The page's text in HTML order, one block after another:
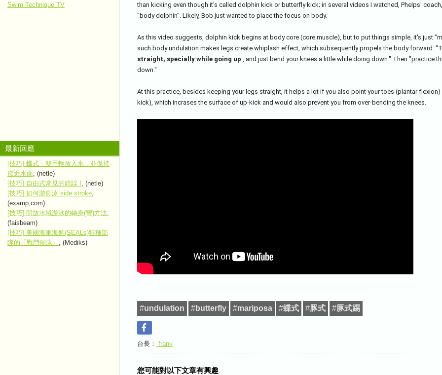
than kicking even though it's called dolphin kick or butterfly kick; in several videos I watched, Phelps'
"body dolphin". Likely, Bob just wanted to place the focus on body.
As this video suggests, dolphin kick begins at body core (core muscle), but to put things simple, it's just
such body undulation makes legs create whiplash effect, which subsequently propels the body forward.
straight, specially while going up , and just bend your knees a little while doing down." Then "practice
down."
At this practice, besides keeping your legs straight, it helps a lot if you also point your toes (plantar
kick), which incrases the surface of up-kick and would also prevent you from over-bending the knees.
#undulation #butterfly #mariposa #蝶式 #豚式 #豚式踢
台長： frank
您可能對以下文章有興趣
Swim Technique TV
最新回應
[技巧] 蝶式－雙手輕放入水，並保持
接近水面, (netle)
[技巧] 自由式常見的錯誤 I , (netle)
[技巧] 如何游側泳 side stroke,
(examp,com)
[技巧] 開放水域游泳的轉身(彎)方法,
(faisbeam)
[技巧] 美國海軍海豹(SEALs)特種部
隊的「戰鬥側泳」 , (Mediks)